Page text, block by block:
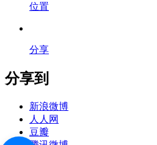
位置
分享
分享到
新浪微博
人人网
豆瓣